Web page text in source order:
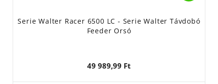
Serie Walter Racer 6500 LC - Serie Walter Távdobó
Feeder Orsó
49 989,99 Ft